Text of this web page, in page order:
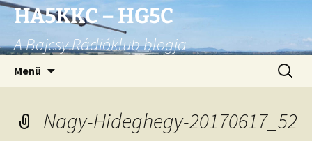
Ugrás
tartalomhoz
HA5KKC – HG5C
A Bajcsy Rádióklub blogja
Menü
Nagy-Hideghegy-20170617_52